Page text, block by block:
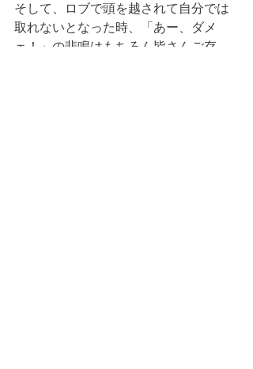
そして、ロブで頭を越されて自分では
取れないとなった時、「あー、ダメ
ェ！」の悲鳴はもちろん皆さんご存